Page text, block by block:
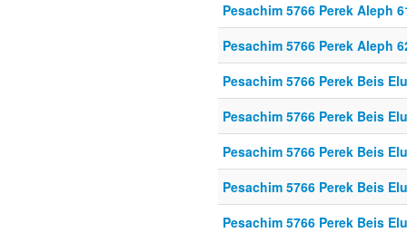
Pesachim 5766 Perek Aleph
Pesachim 5766 Perek Aleph
Pesachim 5766 Perek Beis
Pesachim 5766 Perek Beis
Pesachim 5766 Perek Beis
Pesachim 5766 Perek Beis
Pesachim 5766 Perek Beis